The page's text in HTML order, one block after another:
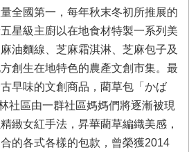
全國第一，每年秋末冬初所推展的
星級主廚以在地食材特製一系列美
油麵線、芝麻霜淇淋、芝麻包子及
創生在地特色的農產文創市集。最
早味的文創商品，藺草包「かば
社區由一群社區媽媽們將逐漸被現
緻女紅手法，昇華藺草編織美感，
的各式各樣的包款，曾榮獲2014